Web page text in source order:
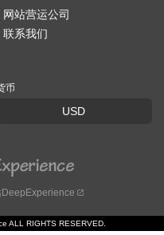
网站营运公司
联系我们
币
USD
ALL RIGHTS RESERVED.